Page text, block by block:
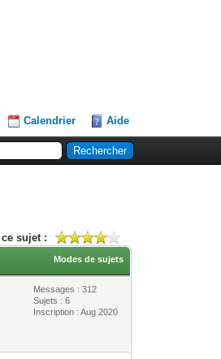
Calendrier Aide
ce sujet :
Modes de sujets
Messages : 312
Sujets : 6
Inscription : Aug 2020